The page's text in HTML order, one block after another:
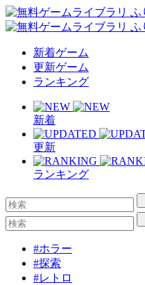
新着ゲーム
更新ゲーム
ランキング
新着
更新
ランキング
#ホラー
#探索
#レトロ